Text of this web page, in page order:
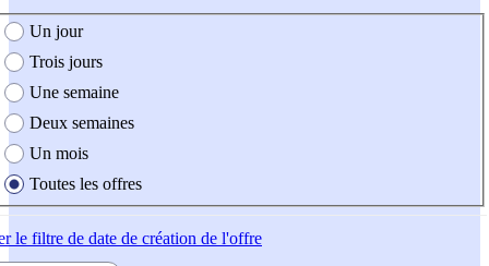
création de l'offre
Un jour
Trois jours
Une semaine
Deux semaines
Un mois
Toutes les offres
le filtre de date de création de l'offre